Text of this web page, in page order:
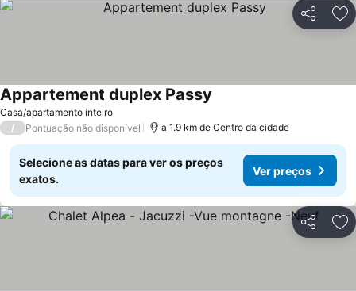
Partilhar
Casa/apartamento inteiro
Appartement duplex Passy
/ Pontuação não disponível a 1.9 km de Centro da cidade
Selecione as datas para ver os preços
exatos.
Ver preços
Partilhar